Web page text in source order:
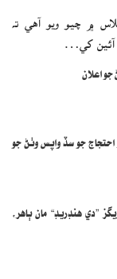
۾ چيو ويو آهي ته
ملڪ گير احتجاج جو سڏ واپس وٺڻ جو
”دي هنڊريڊ“ مان ٻاهر،